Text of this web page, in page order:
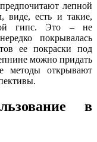
лепной
виде, есть и такие,
гипс. Это – не
покрывалась
ее покраски под
можно придать
методы открывают
в